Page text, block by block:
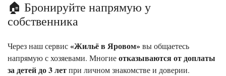
🏠 Бронируйте напрямую у
собственника
Через наш сервис«Жильё в Яровом»вы общаетесь
напрямую с хозяевами. Многиеотказываются от доплаты
за детей до 3 летпри личном знакомстве и доверии.